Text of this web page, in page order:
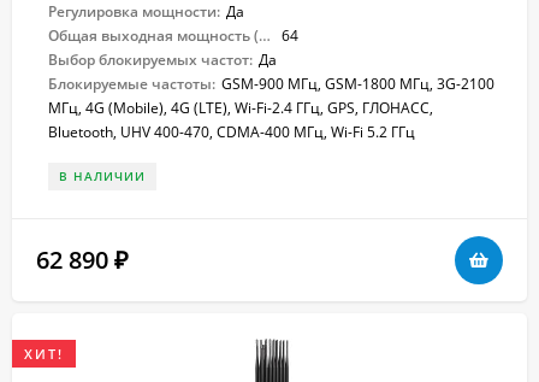
Регулировка мощности: Да
Общая выходная мощность (Вт): 64
Выбор блокируемых частот: Да
Блокируемые частоты: GSM-900 МГц, GSM-1800 МГц, 3G-2100
МГц, 4G (Mobile), 4G (LTE), Wi-Fi-2.4 ГГц, GPS, ГЛОНАСС,
Bluetooth, UHV 400-470, CDMA-400 МГц, Wi-Fi 5.2 ГГц
В НАЛИЧИИ
62 890 ₽
ХИТ!